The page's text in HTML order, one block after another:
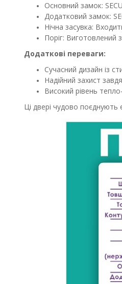
Основний замок:
Додатковий замок:
Нічна засувка:
Поріг: Виготовлений
Додаткові переваги:
Сучасний дизайн із
Надійний захист
Високий рівень
Ці двері чудово поєднують